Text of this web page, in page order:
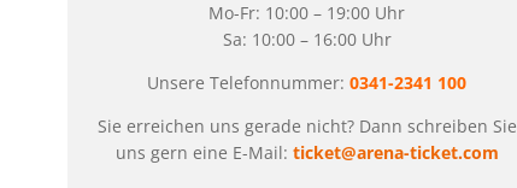
Mo-Fr: 10:00 – 19:00 Uhr
Sa: 10:00 – 16:00 Uhr
Unsere Telefonnummer:0341-2341 100
Sie erreichen uns gerade nicht? Dann schreiben Sie
uns gern eine E-Mail: ticket@arena-ticket.com